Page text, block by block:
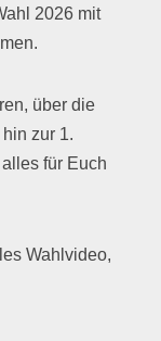
2026 mit
über die
zur 1.
für Euch
Wahlvideo,